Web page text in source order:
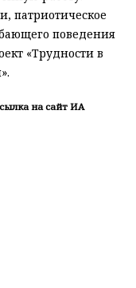
патриотическое
поведения
«Трудности в
на сайт ИА